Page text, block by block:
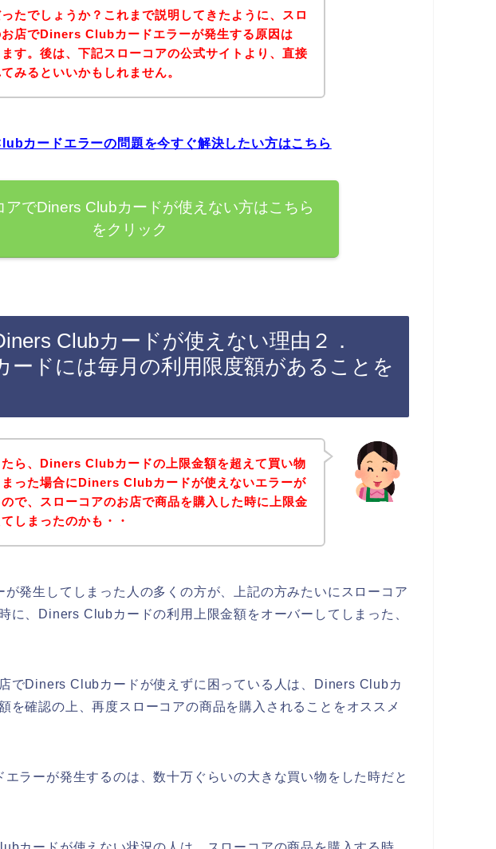
たでしょうか？これまで説明してきたように、スロ
お店でDiners Clubカードエラーが発生する原因は
す。後は、下記スローコアの公式サイトより、直接
みるといいかもしれません。
カードエラーの問題を今すぐ解決したい方はこちら
アでDiners Clubカードが使えない方はこちら
をクリック
Clubカードが使えない理由２．
ードには毎月の利用限度額があることを
たら、Diners Clubカードの上限金額を超えて買い物
まった場合にDiners Clubカードが使えないエラーが
で、スローコアのお店で商品を購入した時に上限金
しまったのかも・・
発生してしまった人の多くの方が、上記の方みたいにスローコア
に、Diners Clubカードの利用上限金額をオーバーしてしまった、
でDiners Clubカードが使えずに困っている人は、Diners Clubカ
を確認の上、再度スローコアの商品を購入されることをオススメ
ラーが発生するのは、数十万ぐらいの大きな買い物をした時だと